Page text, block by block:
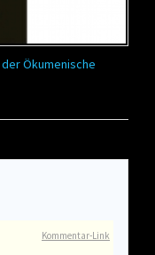
Ökumenische
Kommentar-Link